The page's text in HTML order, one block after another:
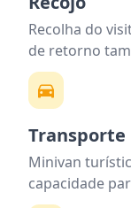
Recolha do
de retorno
Transporte
Minivan
capacidade